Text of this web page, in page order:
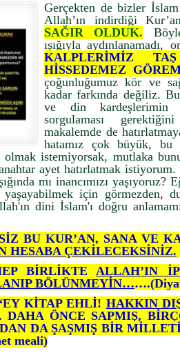
Gerçekten de bizler
Allah’ın indirdiği
SAĞIR OLDUK.
ışığıyla
KALPLERİMİZ
HİSSEDEMEZ
çoğunluğumuz kör ve
kadar farkında değiliz.
ve din kardeşlerimin
sorgulaması
makalemde de
hatamız çok büyük, bu
istemiyorsak, mutlaka
ayet hatırlatmak
mı inancımızı
yaşayabilmek için görmezden,
dini İslam'ı doğru
BU KUR’AN, SANA VE
HESABA ÇEKİLECEKSİNİZ.
BİRLİKTEALLAH’IN
BÖLÜNMEYİN…
KİTAP EHLİ! HAKKIN
DAHA ÖNCE SAPMIŞ,
DA ŞAŞMIŞ BİR
meali)